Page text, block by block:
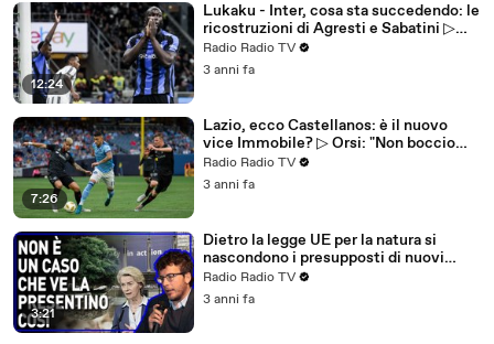
12:24
Lukaku - Inter, cosa sta succedendo: le
ricostruzioni di Agresti e Sabatini ▷
"Telefonata burrascosa nella notte"
Radio Radio TV
3 anni fa
7:26
Lazio, ecco Castellanos: è il nuovo
vice Immobile? ▷ Orsi: "Non boccio
l'acquisto, ma serviva altro"
Radio Radio TV
3 anni fa
3:21
Dietro la legge UE per la natura si
nascondono i presupposti di nuovi
lockdown, stavolta green?
Radio Radio TV
3 anni fa